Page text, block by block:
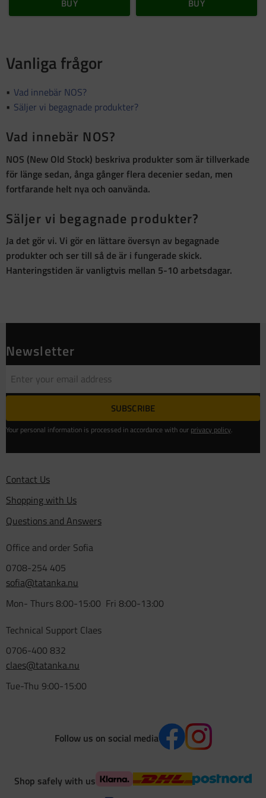
BUY BUY
Vanliga frågor
Vad innebär NOS?
Säljer vi begagnade produkter?
Vad innebär NOS?
NOS (New Old Stock) beskriva produkter som ärtillverkade
för länge sedan, ånga gånger flera decenier sedan, men
fortfarande helt nya och oanvända.
Säljer vi begagnade produkter?
Ja det gör vi. Vi gör en lättare översyn av begagnade
produkter och ser till så de är i fungerade skick.
Hanteringstiden är vanligtvis mellan 5-10 arbetsdagar.
Newsletter
SUBSCRIBE
Your personal information is processed in accordance with our privacy policy.
Contact Us
Shopping with Us
Questions and Answers
Office and order Sofia
0708-254 405
sofia@tatanka.nu
Mon- Thurs 8:00-15:00 Fri 8:00-13:00
Technical Support Claes
0706-400 832
claes@tatanka.nu
Tue-Thu 9:00-15:00
Follow us on social media
Shop safely with us